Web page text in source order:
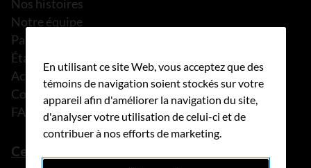
Nos histoires
Notre équipe
Partenariats
États financiers
Actualités
Communiqués de presse
FAQ
Ce que nous pouvons faire
En utilisant ce site Web, vous acceptez que des
témoins de navigation soient stockés sur votre
appareil afin d'améliorer la navigation du site,
d'analyser votre utilisation de celui-ci et de
contribuer à nos efforts de marketing.